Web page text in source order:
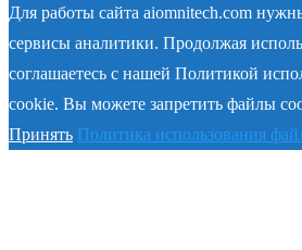
Для работы сайта aiomnitech.com
сервисы аналитики. Продолжая
соглашаетесь с нашей Политикой
cookie. Вы можете запретить файлы
Принять Политика использования